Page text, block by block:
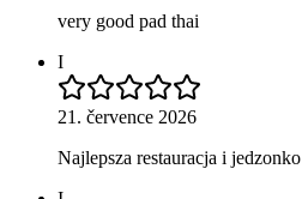
very good pad thai
I
21. července 2026
Najlepsza restauracja i jedzonko